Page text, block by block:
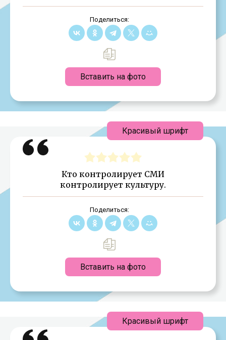
Поделиться:
Вставить на фото
Кто контролирует СМИ
контролирует культуру.
Поделиться:
Вставить на фото
Красивый шрифт
Красивый шрифт